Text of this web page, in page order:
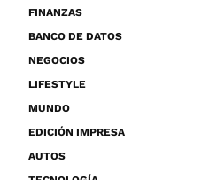
FINANZAS
BANCO DE DATOS
NEGOCIOS
LIFESTYLE
MUNDO
EDICIÓN IMPRESA
AUTOS